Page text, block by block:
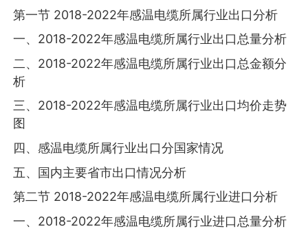
第一节 2018-2022年感温电缆所属行业出口分析
一、2018-2022年感温电缆所属行业出口总量分析
二、2018-2022年感温电缆所属行业出口总金额分
析
三、2018-2022年感温电缆所属行业出口均价走势
图
四、感温电缆所属行业出口分国家情况
五、国内主要省市出口情况分析
第二节 2018-2022年感温电缆所属行业进口分析
一、2018-2022年感温电缆所属行业进口总量分析